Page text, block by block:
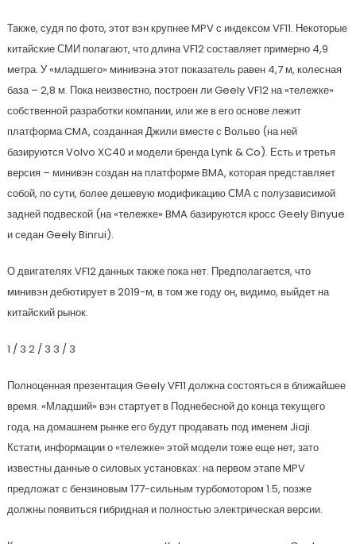
Также, судя по фото, этот вэн крупнее MPV с индексом VF11. Некоторые
китайские СМИ полагают, что длина VF12 составляет примерно 4,9
метра. У «младшего» минивэна этот показатель равен 4,7 м, колесная
база – 2,8 м. Пока неизвестно, построен ли Geely VF12 на «тележке»
собственной разработки компании, или же в его основе лежит
платформа CMA, созданная Джили вместе с Вольво (на ней
базируются Volvo XC40 и модели бренда Lynk & Co). Есть и третья
версия – минивэн создан на платформе BMA, которая представляет
собой, по сути, более дешевую модификацию СМА с полузависимой
задней подвеской (на «тележке» BMA базируются кросс Geely Binyue
и седан Geely Binrui).
О двигателях VF12 данных также пока нет. Предполагается, что
минивэн дебютирует в 2019-м, в том же году он, видимо, выйдет на
китайский рынок.
1 / 3 2/ 3 3 / 3
Полноценная презентация Geely VF11 должна состояться в ближайшее
время. «Младший» вэн стартует в Поднебесной до конца текущего
года, на домашнем рынке его будут продавать под именем Jiaji.
Кстати, информации о «тележке» этой модели тоже еще нет, зато
известны данные о силовых установках: на первом этапе MPV
предложат с бензиновым 177-сильным турбомотором 1.5, позже
должны появиться гибридная и полностью электрическая версии.